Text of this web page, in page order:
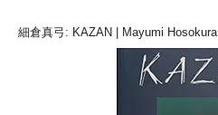
細倉真弓: KAZAN | Mayumi Hosokura